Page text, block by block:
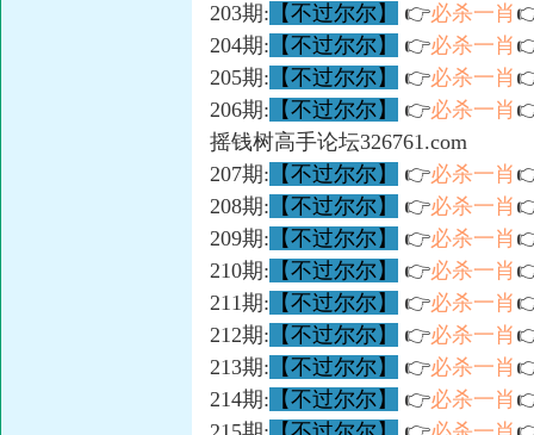
203期: 【不过尔尔】 👉必杀一肖
204期: 【不过尔尔】 👉必杀一肖
205期: 【不过尔尔】 👉必杀一肖
206期: 【不过尔尔】 👉必杀一肖
摇钱树高手论坛326761.com
207期: 【不过尔尔】 👉必杀一肖
208期: 【不过尔尔】 👉必杀一肖
209期: 【不过尔尔】 👉必杀一肖
210期: 【不过尔尔】 👉必杀一肖
211期: 【不过尔尔】 👉必杀一肖
212期: 【不过尔尔】 👉必杀一肖
213期: 【不过尔尔】 👉必杀一肖
214期: 【不过尔尔】 👉必杀一肖